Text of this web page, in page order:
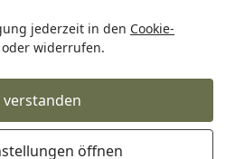
jederzeit in den Cookie-
widerrufen.
verstanden
öffnen
RECHTS/LINKS SUMMIT GC
RECHTS/LINKS